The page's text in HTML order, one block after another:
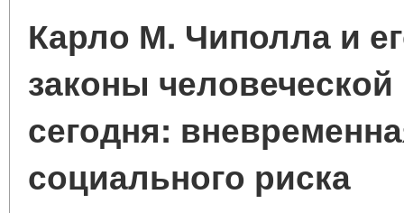
Карло М. Чиполла и
законы человеческой
сегодня:
социального риска